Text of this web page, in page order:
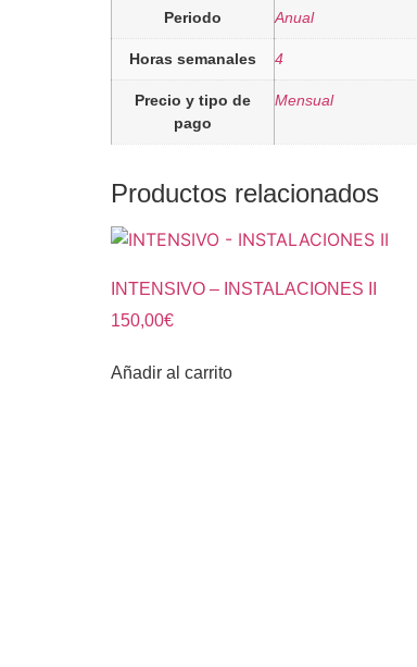
Periodo Anual
Horas semanales 4
Precio y tipo de
pago
Mensual
Productos relacionados
INTENSIVO – INSTALACIONES II
150,00€
Añadir al carrito